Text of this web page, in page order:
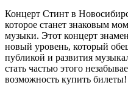
Концерт Стинт в
которое станет знаковым
музыки. Этот концерт
новый уровень, который
публикой и развития
стать частью этого
возможность купить билеты!